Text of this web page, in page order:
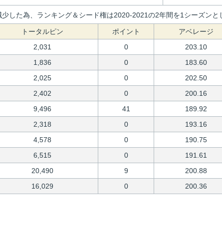
た為、ランキング＆シード権は2020-2021の2年間を1シーズンと
トータルピン ポイント アベレージ
2,031 0 203.10
1,836 0 183.60
2,025 0 202.50
2,402 0 200.16
9,496 41 189.92
2,318 0 193.16
4,578 0 190.75
6,515 0 191.61
20,490 9 200.88
16,029 0 200.36